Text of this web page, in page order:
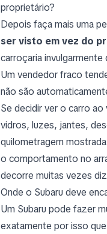
proprietário?
Depois faça mais uma
ser visto em vez do
carroçaria
Um vendedor fraco
não são
Se decidir ver o carro
vidros, luzes, jantes,
quilometragem
o comportamento no
decorre muitas vezes
Onde o Subaru deve
Um Subaru pode fazer
exatamente por isso